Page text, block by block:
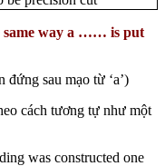
same way a …… is put
sau mạo từ ‘a’)
cách tương tự như một
was constructed one